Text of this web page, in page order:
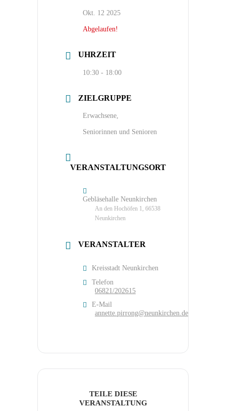
Okt. 12 2025
Abgelaufen!
UHRZEIT
10:30 - 18:00
ZIELGRUPPE
Erwachsene,
Seniorinnen und Senioren
VERANSTALTUNGSORT
Gebläsehalle Neunkirchen
An den Hochöfen 1, 66538
Neunkirchen
VERANSTALTER
Kreisstadt Neunkirchen
Telefon
06821/202615
E-Mail
annette.pirrong@neunkirchen.de
TEILE DIESE
VERANSTALTUNG